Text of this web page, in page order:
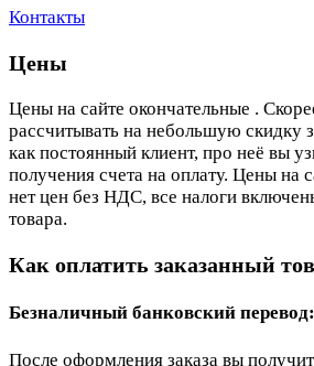
Контакты
Цены
Цены на сайте окончательные .
рассчитывать на небольшую скидку
как постоянный клиент, про неё вы
получения счета на оплату. Цены на
нет цен без НДС, все налоги
товара.
Как оплатить заказанный
Безналичный банковский перевод:
После оформления заказа вы